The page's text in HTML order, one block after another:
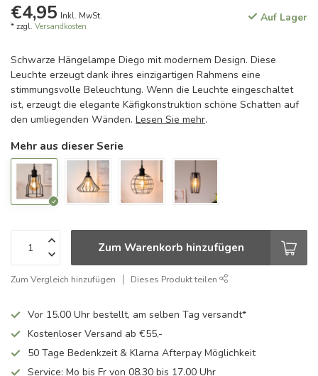
€4,95 Inkl. MwSt.
* zzgl. Versandkosten
Auf Lager
Schwarze Hängelampe Diego mit modernem Design. Diese
Leuchte erzeugt dank ihres einzigartigen Rahmens eine
stimmungsvolle Beleuchtung. Wenn die Leuchte eingeschaltet
ist, erzeugt die elegante Käfigkonstruktion schöne Schatten auf
den umliegenden Wänden. Lesen Sie mehr.
Mehr aus dieser Serie
Zum Warenkorb hinzufügen
Zum Vergleich hinzufügen Dieses Produkt teilen
Vor 15.00 Uhr bestellt, am selben Tag versandt*
Kostenloser Versand ab €55,-
50 Tage Bedenkzeit & Klarna Afterpay Möglichkeit
Service: Mo bis Fr von 08.30 bis 17.00 Uhr